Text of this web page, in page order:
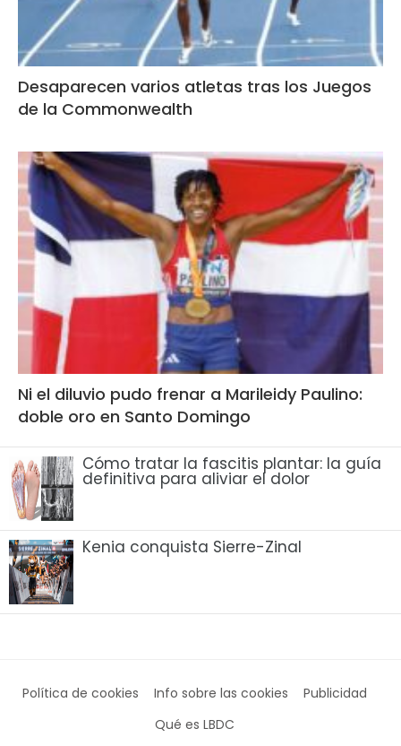
Desaparecen varios atletas tras los Juegos
de la Commonwealth
Ni el diluvio pudo frenar a Marileidy Paulino:
doble oro en Santo Domingo
Cómo tratar la fascitis plantar: la guía
definitiva para aliviar el dolor
Kenia conquista Sierre-Zinal
Política de cookies Info sobre las cookies
Publicidad
Qué es LBDC